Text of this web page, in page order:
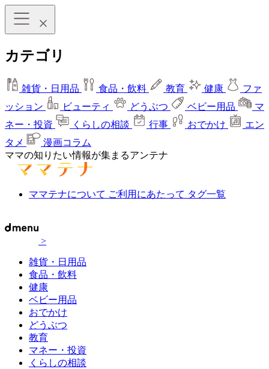
カテゴリ
雑貨・日用品 食品・飲料 教育 健康
ファ
ッション
ビューティ どうぶつ ベビー用品
マ
ネー・投資
くらしの相談 行事 おでかけ
エン
タメ
漫画コラム
ママの知りたい情報が集まるアンテナ
ママテナについて ご利用にあたって タグ一覧
>
雑貨・日用品
食品・飲料
健康
ベビー用品
おでかけ
どうぶつ
教育
マネー・投資
くらしの相談